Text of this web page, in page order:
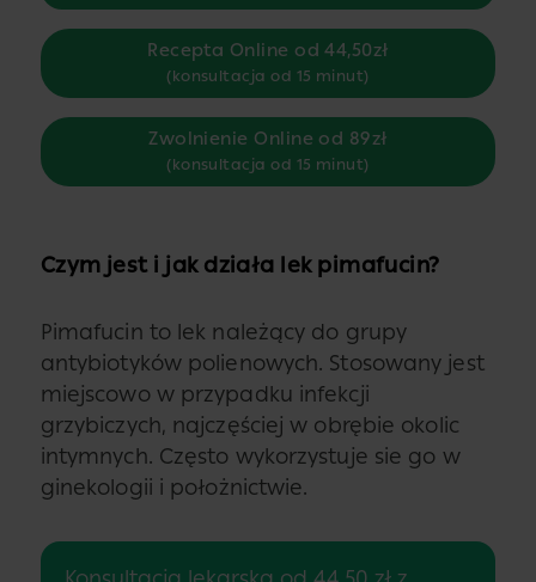
Recepta Online od 44,50zł
(konsultacja od 15 minut)
Zwolnienie Online od 89zł
(konsultacja od 15 minut)
Czym jest i jak działa lek pimafucin?
Pimafucin to lek należący do grupy
antybiotyków polienowych. Stosowany jest
miejscowo w przypadku infekcji
grzybiczych, najczęściej w obrębie okolic
intymnych. Często wykorzystuje sie go w
ginekologii i położnictwie.